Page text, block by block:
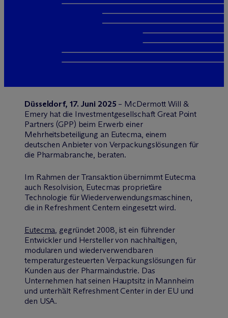
Düsseldorf, 17. Juni 2025 – McDermott Will &
Emery hat die Investmentgesellschaft Great Point
Partners (GPP) beim Erwerb einer
Mehrheitsbeteiligung an Eutecma, einem
deutschen Anbieter von Verpackungslösungen für
die Pharmabranche, beraten.
Im Rahmen der Transaktion übernimmt Eutecma
auch Resolvision, Eutecmas proprietäre
Technologie für Wiederverwendungsmaschinen,
die in Refreshment Centern eingesetzt wird.
Eutecma, gegründet 2008, ist ein führender
Entwickler und Hersteller von nachhaltigen,
modularen und wiederverwendbaren
temperaturgesteuerten Verpackungslösungen für
Kunden aus der Pharmaindustrie. Das
Unternehmen hat seinen Hauptsitz in Mannheim
und unterhält Refreshment Center in der EU und
den USA.